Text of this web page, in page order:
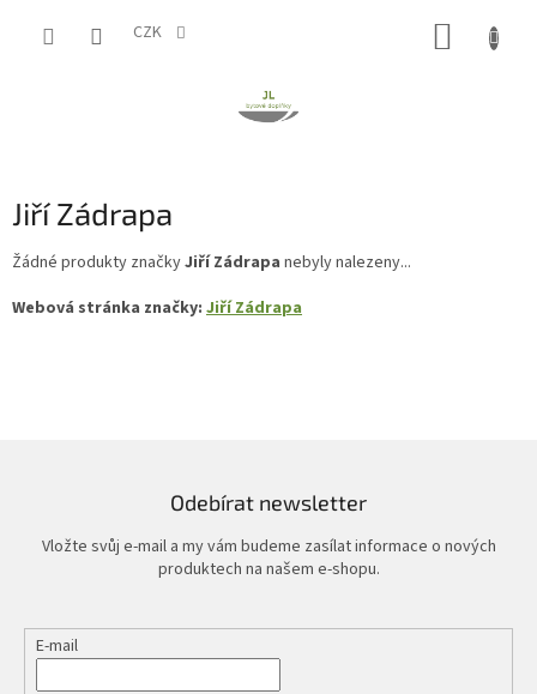
CZK
Jiří Zádrapa
Žádné produkty značkyJiří Zádrapa nebyly nalezeny...
Webová stránka značky: Jiří Zádrapa
Odebírat newsletter
Vložte svůj e-mail a my vám budeme zasílat informace o nových
produktech na našem e-shopu.
E-mail